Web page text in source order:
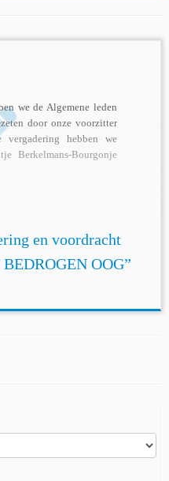
we de Algemene leden
door onze voorzitter
hebben we
Berkelmans-Bourgonje
en voordracht
OOG”